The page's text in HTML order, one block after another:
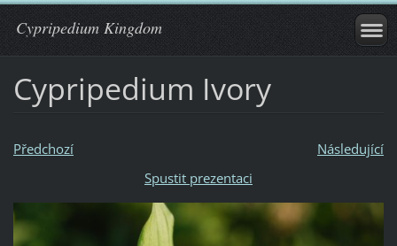
Cypripedium Kingdom
Cypripedium Ivory
Předchozí
Následující
Spustit prezentaci